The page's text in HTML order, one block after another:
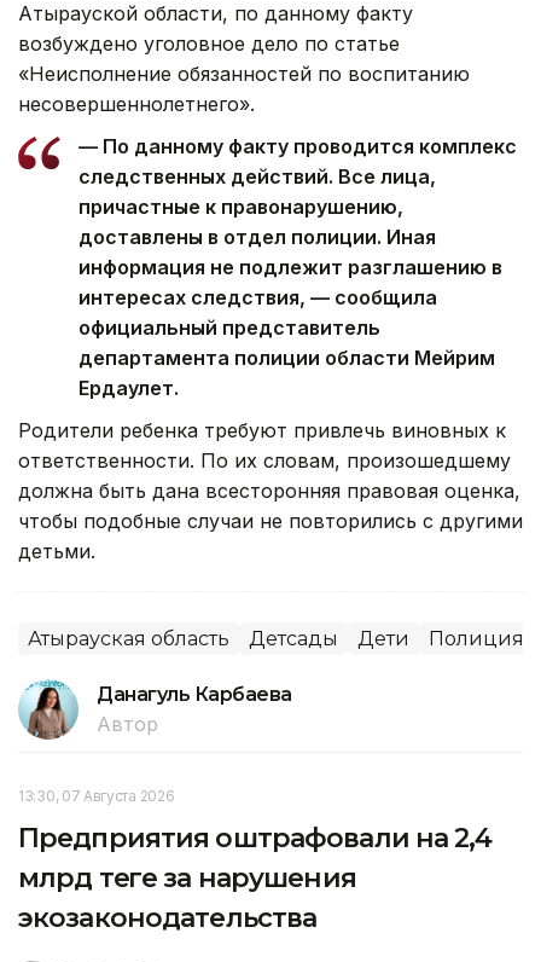
Атырауской области, по данному факту
возбуждено уголовное дело по статье
«Неисполнение обязанностей по воспитанию
несовершеннолетнего».
— По данному факту проводится комплекс
следственных действий. Все лица,
причастные к правонарушению,
доставлены в отдел полиции. Иная
информация не подлежит разглашению в
интересах следствия, — сообщила
официальный представитель
департамента полиции области Мейрим
Ердаулет.
Родители ребенка требуют привлечь виновных к
ответственности. По их словам, произошедшему
должна быть дана всесторонняя правовая оценка,
чтобы подобные случаи не повторились с другими
детьми.
Атырауская область Детсады Дети Полиция
Данагуль Карбаева
Автор
13:30, 07 Августа 2026
Предприятия оштрафовали на 2,4
млрд теңге за нарушения
экозаконодательства